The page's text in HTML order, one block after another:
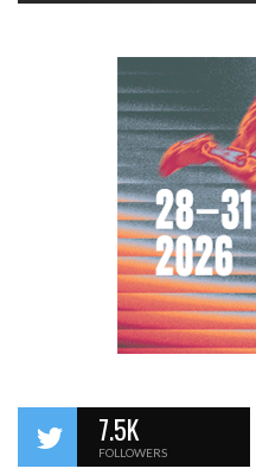
7.5K
FOLLOWERS